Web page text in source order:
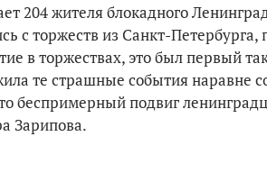
204 жителя блокадного
с торжеств из Санкт-
в торжествах, это был первый
те страшные события наравне
беспримерный подвиг
Зарипова.